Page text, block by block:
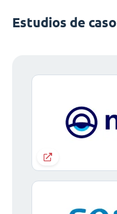
Estudios de caso